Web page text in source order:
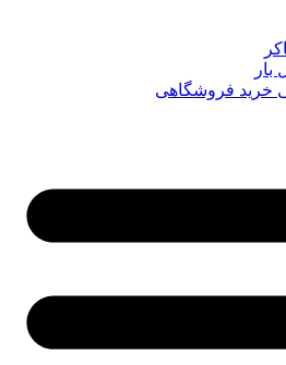
خرید فروشگاهی